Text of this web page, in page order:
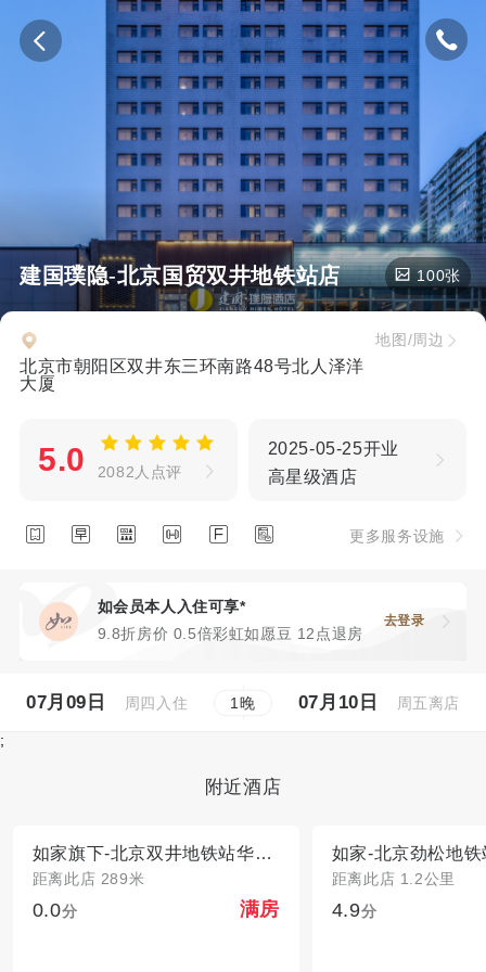
建国璞隐-北京国贸双井地铁站店 100张
北京市朝阳区双井东三环南路48号北人泽洋
大厦
地图/周边
5.0 2082人点评
2025-05-25开业
高星级酒店
      更多服务设施
如会员本人入住可享*
9.8折房价 0.5倍彩虹如愿豆 12点退房
去登录
07月09日 周四入住 1晚 07月10日 周五离店
;
附近酒店
如家旗下-北京双井地铁站华驿精选酒店
距离此店 289米
0.0分 满房
距离此店 1.2公里
4.9分